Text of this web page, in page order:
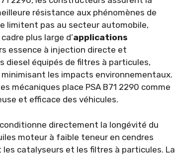
résistance aux phénomènes de
limitent pas au secteur automobile,
plus large d’applications
essence à injection directe et
diesel équipés de filtres à particules,
les impacts environnementaux.
mécaniques place PSA B71 2290 comme
et efficace des véhicules.
directement la longévité du
moteur à faible teneur en cendres
catalyseurs et les filtres à particules. La